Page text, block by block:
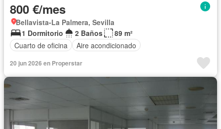
800 €/mes
Bellavista-La Palmera, Sevilla
1 Dormitorio
2 Baños
89 m²
Cuarto de oficina
Aire acondicionado
20 jun 2026 en Properstar